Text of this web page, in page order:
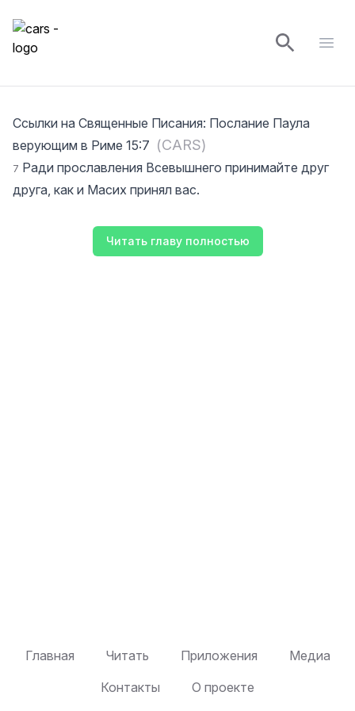
cars
Ссылки на Священные Писания: Послание Паула
верующим в Риме 15:7 (CARS)
7 Ради прославления Всевышнего принимайте друг
друга, как и Масих принял вас.
Читать главу полностью
Главная Читать Приложения
Медиа
Контакты
О проекте